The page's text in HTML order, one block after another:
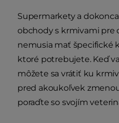
Supermarkety a
obchody s krmivami pre
nemusia mať špecifické
ktoré potrebujete. Keď
môžete sa vrátiť ku
pred akoukoľvek
poraďte so svojím